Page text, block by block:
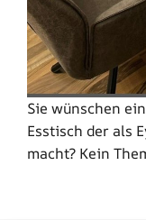
Sie wünschen
Esstisch der als
macht? Kein